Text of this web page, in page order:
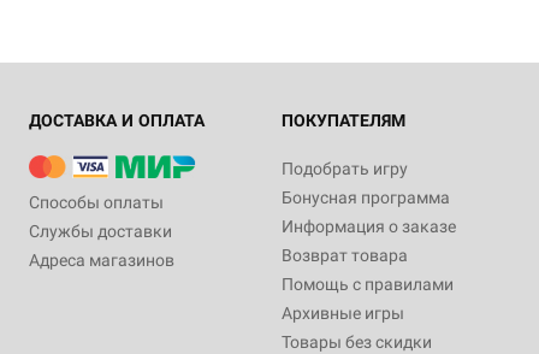
ДОСТАВКА И ОПЛАТА
Способы оплаты
Службы доставки
Адреса магазинов
ПОКУПАТЕЛЯМ
Подобрать игру
Бонусная программа
Информация о заказе
Возврат товара
Помощь с правилами
Архивные игры
Товары без скидки